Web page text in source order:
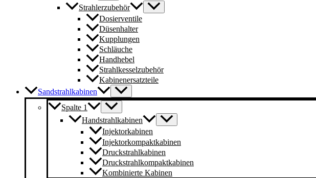
Strahlerzubehör
Dosierventile
Düsenhalter
Kupplungen
Schläuche
Handhebel
Strahlkesselzubehör
Kabinenersatzteile
Sandstrahlkabinen
Spalte 1
Handstrahlkabinen
Injektorkabinen
Injektorkompaktkabinen
Druckstrahlkabinen
Druckstrahlkompaktkabinen
Kombinierte Kabinen